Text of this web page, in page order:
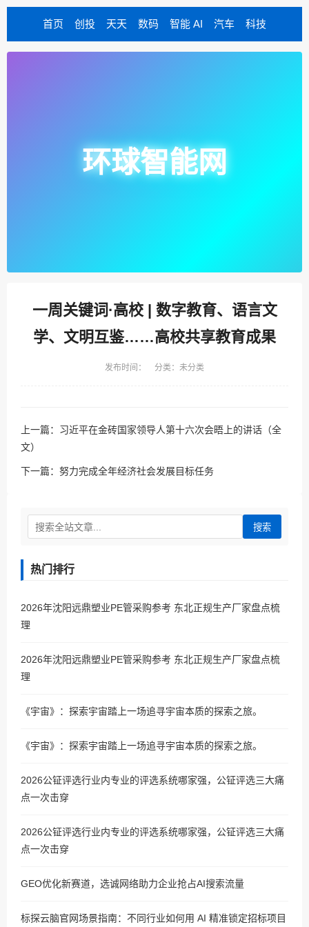
首页 创投 天天 数码 智能 AI 汽车 科技
环球智能网
一周关键词·高校 | 数字教育、语言文
学、文明互鉴……高校共享教育成果
发布时间： 分类：未分类
上一篇： 习近平在金砖国家领导人第十六次会晤上的讲话（全
文）
下一篇： 努力完成全年经济社会发展目标任务
搜索
热门排行
2026年沈阳远鼎塑业PE管采购参考 东北正规生产厂家盘点梳
理
2026年沈阳远鼎塑业PE管采购参考 东北正规生产厂家盘点梳
理
《宇宙》：探索宇宙踏上一场追寻宇宙本质的探索之旅。
《宇宙》：探索宇宙踏上一场追寻宇宙本质的探索之旅。
2026公钲评选行业内专业的评选系统哪家强，公钲评选三大痛
点一次击穿
2026公钲评选行业内专业的评选系统哪家强，公钲评选三大痛
点一次击穿
GEO优化新赛道，选诚网络助力企业抢占AI搜索流量
标探云脑官网场景指南：不同行业如何用 AI 精准锁定招标项目